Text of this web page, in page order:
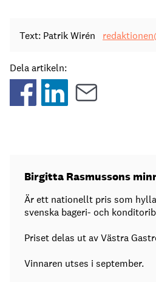
Text: Patrik Wirén
Dela artikeln:
Birgitta Rasmussons
Är ett nationellt pris som
svenska bageri- och
Priset delas ut av Västra
Vinnaren utses i september.